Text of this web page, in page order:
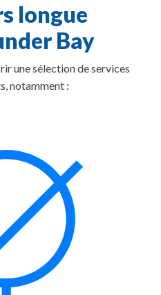
longue
Bay
une sélection de services
notamment :